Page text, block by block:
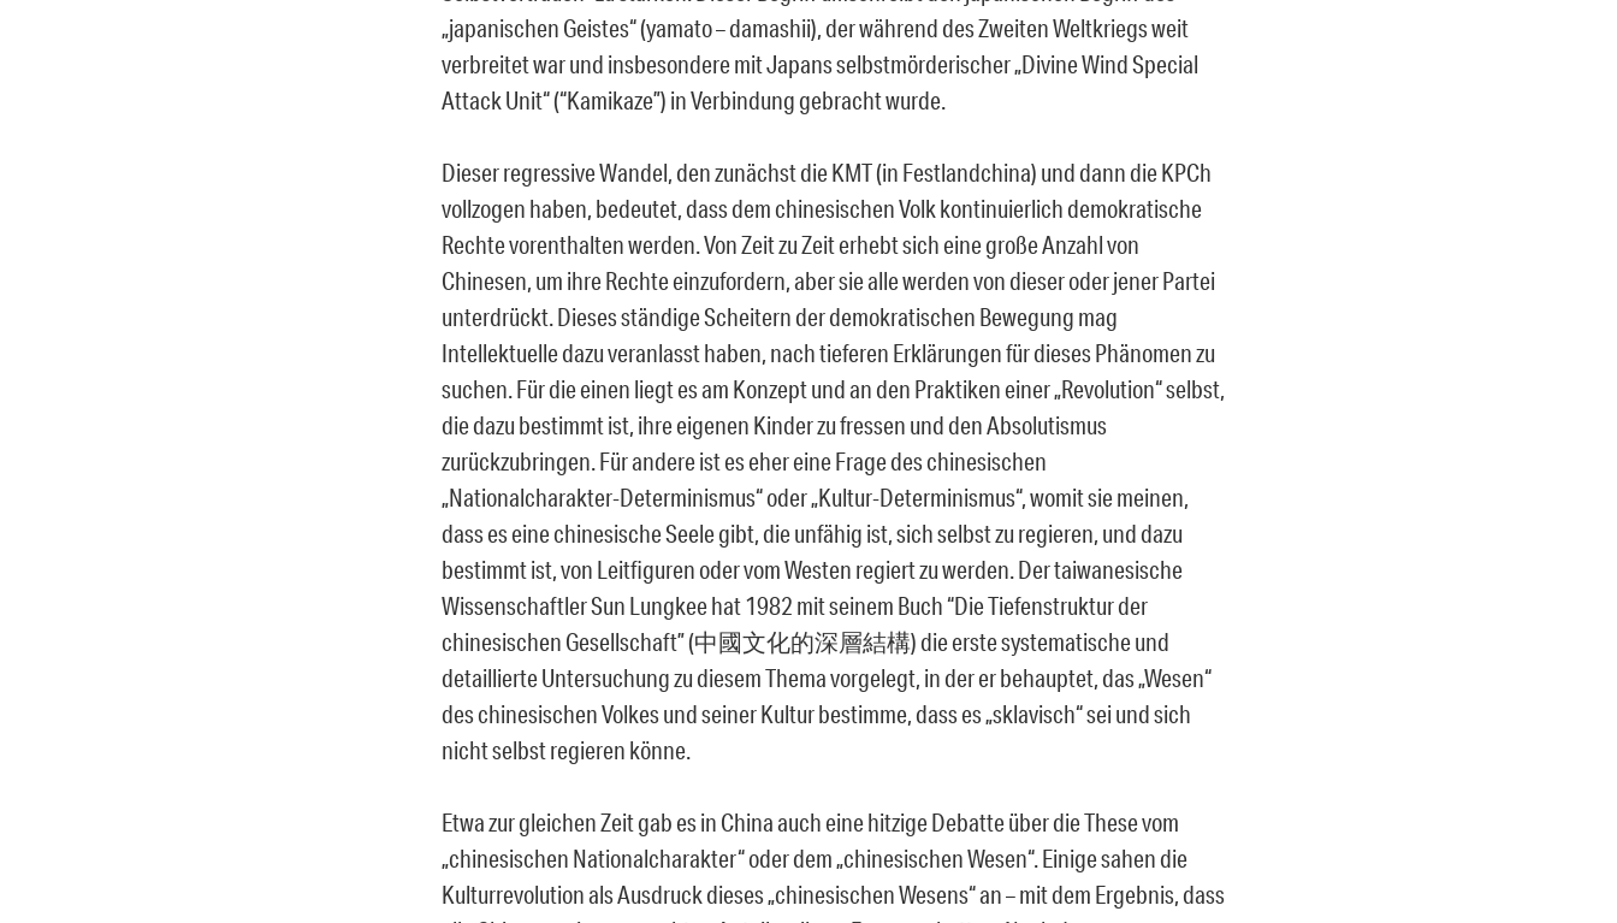
„japanischen Geistes“ (yamato – damashii), der während des Zweiten Weltkriegs weit
verbreitet war und insbesondere mit Japans selbstmörderischer „Divine Wind Special
Attack Unit“ (“Kamikaze”) in Verbindung gebracht wurde.
Dieser regressive Wandel, den zunächst die KMT (in Festlandchina) und dann die KPCh
vollzogen haben, bedeutet, dass dem chinesischen Volk kontinuierlich demokratische
Rechte vorenthalten werden. Von Zeit zu Zeit erhebt sich eine große Anzahl von
Chinesen, um ihre Rechte einzufordern, aber sie alle werden von dieser oder jener Partei
unterdrückt. Dieses ständige Scheitern der demokratischen Bewegung mag
Intellektuelle dazu veranlasst haben, nach tieferen Erklärungen für dieses Phänomen zu
suchen. Für die einen liegt es am Konzept und an den Praktiken einer „Revolution“ selbst,
die dazu bestimmt ist, ihre eigenen Kinder zu fressen und den Absolutismus
zurückzubringen. Für andere ist es eher eine Frage des chinesischen
„Nationalcharakter-Determinismus“ oder „Kultur-Determinismus“, womit sie meinen,
dass es eine chinesische Seele gibt, die unfähig ist, sich selbst zu regieren, und dazu
bestimmt ist, von Leitfiguren oder vom Westen regiert zu werden. Der taiwanesische
Wissenschaftler Sun Lungkee hat 1982 mit seinem Buch “Die Tiefenstruktur der
chinesischen Gesellschaft” (中國文化的深層結構) die erste systematische und
detaillierte Untersuchung zu diesem Thema vorgelegt, in der er behauptet, das „Wesen“
des chinesischen Volkes und seiner Kultur bestimme, dass es „sklavisch“ sei und sich
nicht selbst regieren könne.
Etwa zur gleichen Zeit gab es in China auch eine hitzige Debatte über die These vom
„chinesischen Nationalcharakter“ oder dem „chinesischen Wesen“. Einige sahen die
Kulturrevolution als Ausdruck dieses „chinesischen Wesens“ an – mit dem Ergebnis, dass